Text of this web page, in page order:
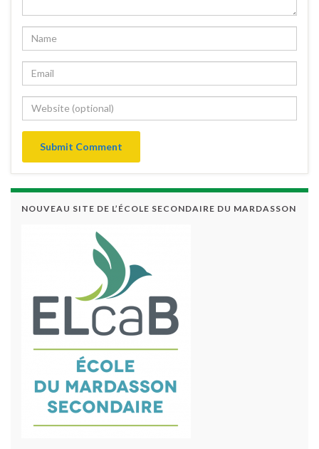
NOUVEAU SITE DE L’ÉCOLE SECONDAIRE DU MARDASSON